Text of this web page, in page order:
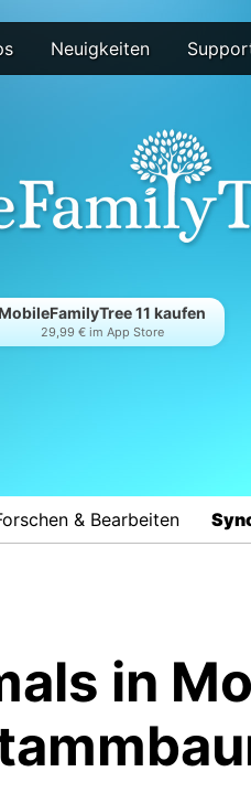
Neuigkeiten
11 kaufen
29,99 € im App Store
& Bearbeiten
in